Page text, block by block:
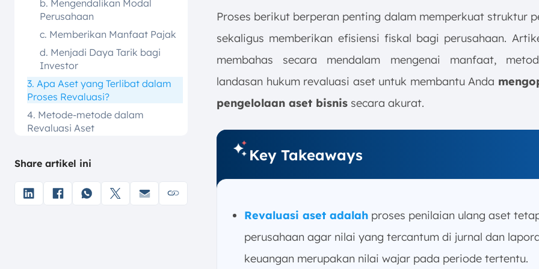
b. Mengendalikan Modal
Perusahaan
c. Memberikan Manfaat Pajak
d. Menjadi Daya Tarik bagi
Investor
3. Apa Aset yang Terlibat dalam
Proses Revaluasi?
4. Metode-metode dalam
Revaluasi Aset
b. Metode Harga Pasar
c. Metode Selektif
d. Metode Pertimbangan Awal
Share artikel ini
Proses berikut berperan penting dalam memperkuat struktur
sekaligus memberikan efisiensi fiskal bagi perusahaan.
membahas secara mendalam mengenai manfaat,
landasan hukum revaluasi aset untuk membantu Anda
pengelolaan aset bisnis secara akurat.
Key Takeaways
Revaluasi aset adalah proses penilaian ulang aset
perusahaan agar nilai yang tercantum di jurnal dan
keuangan merupakan nilai wajar pada periode tertentu.